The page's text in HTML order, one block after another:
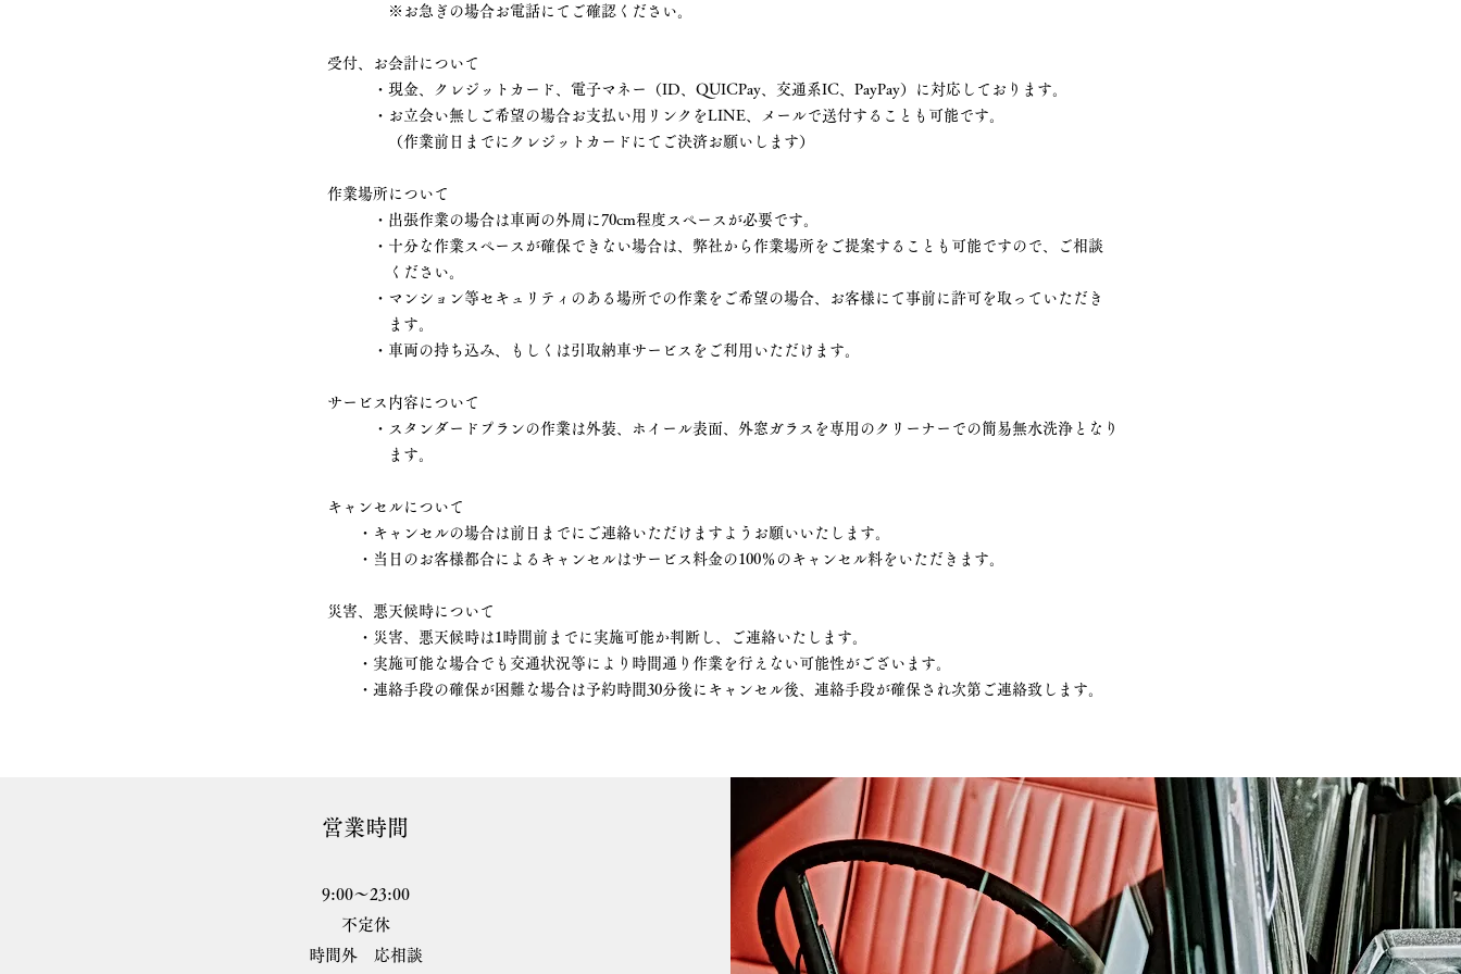
※お急ぎの場合お電話にてご確認ください。
受付、お会計について
・現金、クレジットカード、電子マネー（ID、QUICPay、交通系IC、PayPay）に対応しております。
・お立会い無しご希望の場合お支払い用リンクをLINE、メールで送付することも可能です。
（作業前日までにクレジットカードにてご決済お願いします）
作業場所について
・出張作業の場合は車両の外周に70cm程度スペースが必要です。
・十分な作業スペースが確保できない場合は、弊社から作業場所をご提案することも可能ですので、ご相談
ください。
・マンション等セキュリティのある場所での作業をご希望の場合、お客様にて事前に許可を取っていただき
ます。
​ ・車両の持ち込み、もしくは引取納車サービスをご利用いただけます。
サービス内容について
​ ・スタンダードプランの作業は外装、ホイール表面、外窓ガラスを専用のクリーナーでの簡易無水洗浄となり
ます。
キャンセルについて
・キャンセルの場合は前日までにご連絡いただけますようお願いいたします。
・当日のお客様都合によるキャンセルはサービス料金の100％のキャンセル料をいただきます。
災害、悪天候時について
・災害、悪天候時は1時間前までに実施可能か判断し、ご連絡いたします。
・実施可能な場合でも交通状況等により時間通り作業を行えない可能性がございます。
​ ・連絡手段の確保が困難な場合は予約時間30分後にキャンセル後、連絡手段が確保され次第ご連絡致します。
営業時間
9:00〜23:00
不定休
時間外 応相談